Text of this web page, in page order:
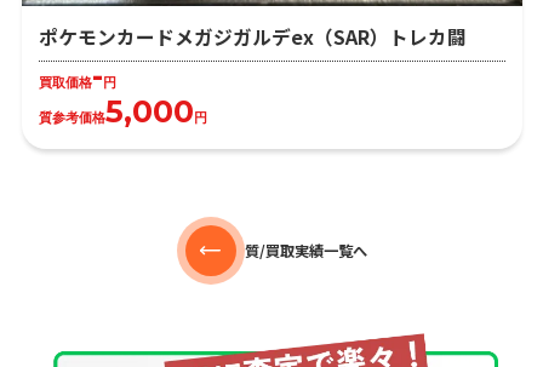
ポケモンカードメガジガルデex（SAR）トレカ闘
買取価格- 円
質参考価格5,000 円
質/買取実績一覧へ